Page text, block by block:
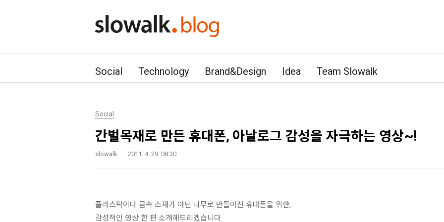
Social Technology Brand&Design Idea Team Slowalk
Social
간벌목재로 만든 휴대폰, 아날로그 감성을 자극하는 영상~!
slowalk 2011. 4. 29. 08:30
플라스틱이나 금속 소재가 아닌 나무로 만들어진 휴대폰을 위한,
감성적인 영상 한 편 소개해드리겠습니다.